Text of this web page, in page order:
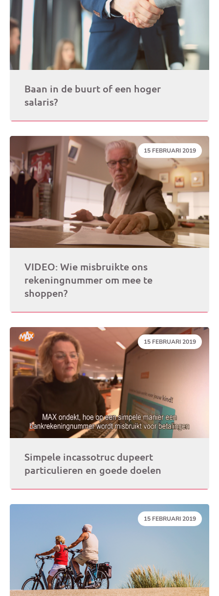
Baan in de buurt of een hoger
salaris?
DATUM:
15 FEBRUARI 2019
VIDEO: Wie misbruikte ons
rekeningnummer om mee te
shoppen?
DATUM:
15 FEBRUARI 2019
Simpele incassotruc dupeert
particulieren en goede doelen
DATUM:
15 FEBRUARI 2019